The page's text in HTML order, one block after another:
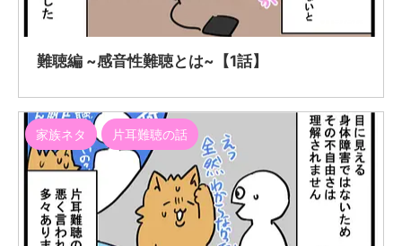
2019/8/31
難聴編 ~感音性難聴とは~【1話】
家族ネタ 片耳難聴の話